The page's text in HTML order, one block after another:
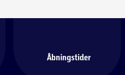
Åbningstider